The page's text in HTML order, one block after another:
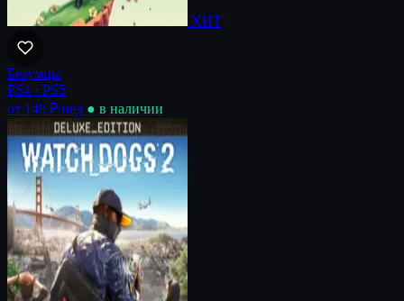
ХИТ
Безумцы
PS4 · PS5
от 149 ₽/нед ● в наличии